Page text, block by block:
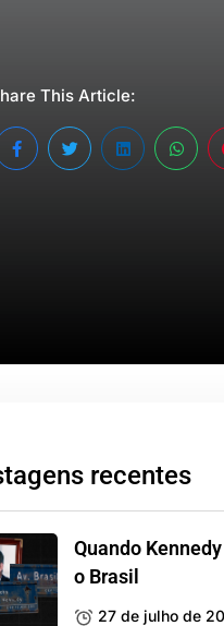
This Article:
recentes
Quando
o Brasil
27 de julho de